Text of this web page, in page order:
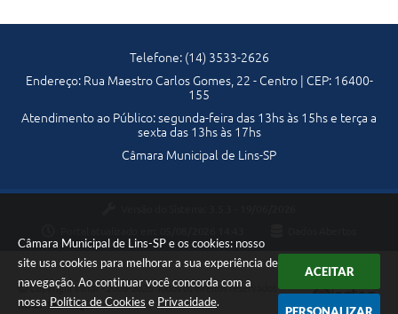
Câmara Municipal de Lins-SP e os cookies: nosso
site usa cookies para melhorar a sua experiência de
navegação. Ao continuar você concorda com a
nossa Política de Cookies e Privacidade.
ACEITAR
Telefone: (14) 3533-2626
Endereço: Rua Maestro Carlos Gomes, 22 - Centro | CEP: 16400-
155
Atendimento ao Público: segunda-feira das 13hs às 15hs e terça a
sexta das 13hs às 17hs
Câmara Municipal de Lins-SP
Copyright Instar - 2006-2026. Todos os direitos reservados -
Instar Tecnologia